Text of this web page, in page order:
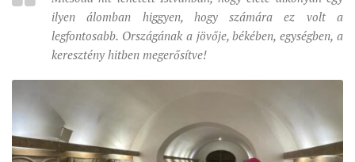
ilyen álomban higgyen, hogy számára ez volt a
legfontosabb. Országának a jövője, békében, egységben, a
keresztény hitben megerősítve!